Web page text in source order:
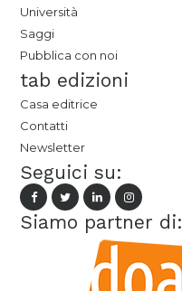
Università
Saggi
Pubblica con noi
tab edizioni
Casa editrice
Contatti
Newsletter
Seguici su:
Siamo partner di: